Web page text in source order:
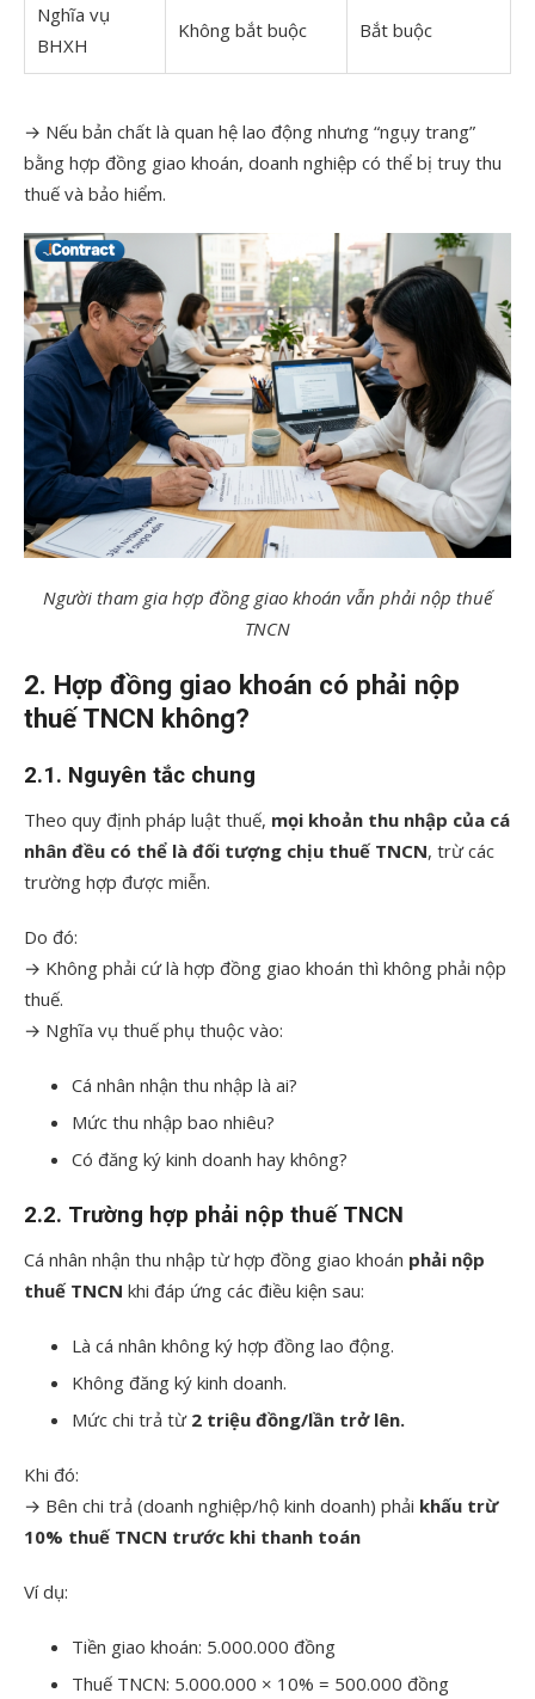
Nghĩa vụ
BHXH
Không bắt buộc Bắt buộc
→ Nếu bản chất là quan hệ lao động nhưng “ngụy trang”
bằng hợp đồng giao khoán, doanh nghiệp có thể bị truy thu
thuế và bảo hiểm.
Người tham gia hợp đồng giao khoán vẫn phải nộp thuế
TNCN
2. Hợp đồng giao khoán có phải nộp
thuế TNCN không?
2.1. Nguyên tắc chung
Theo quy định pháp luật thuế, mọi khoản thu nhập của cá
nhân đều có thể là đối tượng chịu thuế TNCN, trừ các
trường hợp được miễn.
Do đó:
→ Không phải cứ là hợp đồng giao khoán thì không phải nộp
thuế.
→ Nghĩa vụ thuế phụ thuộc vào:
Cá nhân nhận thu nhập là ai?
Mức thu nhập bao nhiêu?
Có đăng ký kinh doanh hay không?
2.2. Trường hợp phải nộp thuế TNCN
Cá nhân nhận thu nhập từ hợp đồng giao khoán phải nộp
thuế TNCN khi đáp ứng các điều kiện sau:
Là cá nhân không ký hợp đồng lao động.
Không đăng ký kinh doanh.
Mức chi trả từ 2 triệu đồng/lần trở lên.
Khi đó:
→ Bên chi trả (doanh nghiệp/hộ kinh doanh) phải khấu trừ
10% thuế TNCN trước khi thanh toán
Ví dụ:
Tiền giao khoán: 5.000.000 đồng
Thuế TNCN: 5.000.000 × 10% = 500.000 đồng